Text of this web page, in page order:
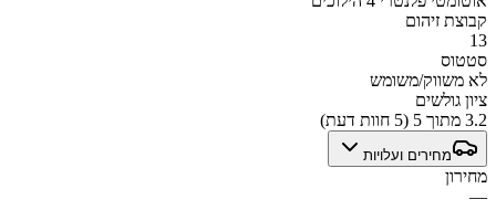
קבוצת זיהום
13
סטטוס
לא משווק/משומש
ציון גולשים
3.2 מתוך 5 (5 חוות דעת)
מחירים ועלויות
מחירון
—